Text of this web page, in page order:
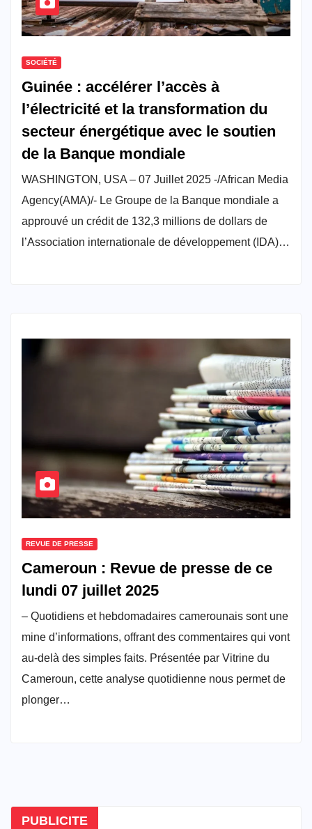
SOCIÉTÉ
Guinée : accélérer l’accès à
l’électricité et la transformation du
secteur énergétique avec le soutien
de la Banque mondiale
WASHINGTON, USA – 07 Juillet 2025 -/African Media
Agency(AMA)/- Le Groupe de la Banque mondiale a
approuvé un crédit de 132,3 millions de dollars de
l’Association internationale de développement (IDA)…
REVUE DE PRESSE
Cameroun : Revue de presse de ce
lundi 07 juillet 2025
– Quotidiens et hebdomadaires camerounais sont une
mine d’informations, offrant des commentaires qui vont
au-delà des simples faits. Présentée par Vitrine du
Cameroun, cette analyse quotidienne nous permet de
plonger…
PUBLICITE